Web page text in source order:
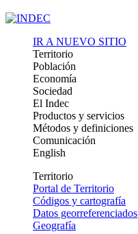
IR A NUEVO SITIO
Territorio
Población
Economía
Sociedad
El Indec
Productos y servicios
Métodos y definiciones
Comunicación
English
Territorio
Portal de Territorio
Códigos y cartografía
Datos georreferenciados
Geografía